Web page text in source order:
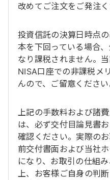
改めてご注文をご発注く
投資信託の決算日時点
本を下回っている場合
なり課税されません。
NISA口座での非課税メ
んので、ご留意ください
上記の手数料および諸
は、必ず交付目論見書
確認ください。実際の
前交付書面および当社
になり、お取引の仕組
上、お客様ご自身の判